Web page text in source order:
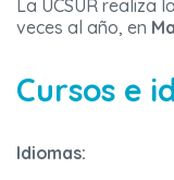
La UCSUR realiza
veces al año, en
Cursos e
Idiomas: